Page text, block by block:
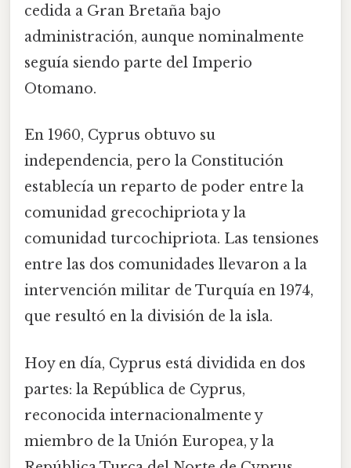
cedida a Gran Bretaña bajo
administración, aunque nominalmente
seguía siendo parte del Imperio
Otomano.
En 1960, Cyprus obtuvo su
independencia, pero la Constitución
establecía un reparto de poder entre la
comunidad grecochipriota y la
comunidad turcochipriota. Las tensiones
entre las dos comunidades llevaron a la
intervención militar de Turquía en 1974,
que resultó en la división de la isla.
Hoy en día, Cyprus está dividida en dos
partes: la República de Cyprus,
reconocida internacionalmente y
miembro de la Unión Europea, y la